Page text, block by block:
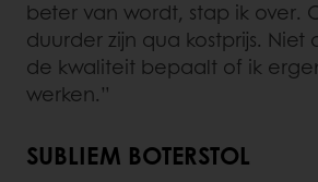
beter van wordt, stap ik over.
duurder zijn qua kostprijs. Niet
de kwaliteit bepaalt of ik
werken.”
SUBLIEM BOTERSTOL